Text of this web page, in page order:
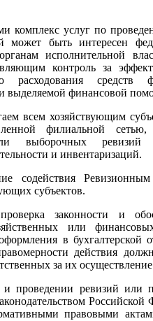
комплекс услуг по
может быть интересен
исполнительной
контроль за
расходования средств
выделяемой финансовой
всем хозяйствующим
филиальной сетью,
выборочных ревизий
и инвентаризаций.
содействия
субъектов.
законности и
или
в бухгалтерской
действия
за их
и проведении ревизий или
Российской
правовыми